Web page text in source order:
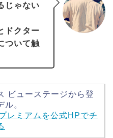
じゃない
ドクター
ついて触
ビューステージから登
ル。
レミアムを公式HPでチ